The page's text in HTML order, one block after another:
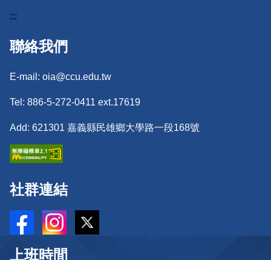
:::
聯絡我們
E-mail: oia@ccu.edu.tw
Tel: 886-5-272-0411 ext.17619
Add: 621301 嘉義縣民雄鄉大學路一段168號
社群連結
上班時間